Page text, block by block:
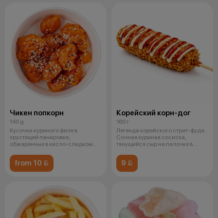
Чикен попкорн
140 g
Кусочки куриного филе в
хрустящей панировке,
обжаренные в кисло-сладком
from 10 
Корейский корн-дог
160 г
Легенда корейского стрит-фуда.
Сочная куриная сосиска,
тянущийся сыр на палочке в
9 